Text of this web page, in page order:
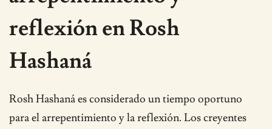
reflexión en Rosh
Hashaná
Rosh Hashaná es considerado un tiempo oportuno
para el arrepentimiento y la reflexión. Los creyentes